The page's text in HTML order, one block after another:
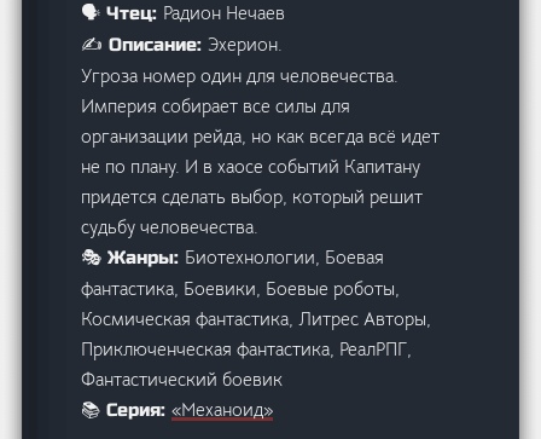
🗣️ Чтец: Радион Нечаев
✍️ Описание: Эхерион.
Угроза номер один для человечества.
Империя собирает все силы для
организации рейда, но как всегда всё идет
не по плану. И в хаосе событий Капитану
придется сделать выбор, который решит
судьбу человечества.
🎭 Жанры: Биотехнологии, Боевая
фантастика, Боевики, Боевые роботы,
Космическая фантастика, Литрес Авторы,
Приключенческая фантастика, РеалРПГ,
Фантастический боевик
📚 Серия:«Механоид»